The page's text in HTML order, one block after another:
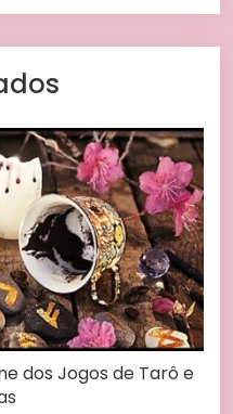
dos Jogos de Tarô e